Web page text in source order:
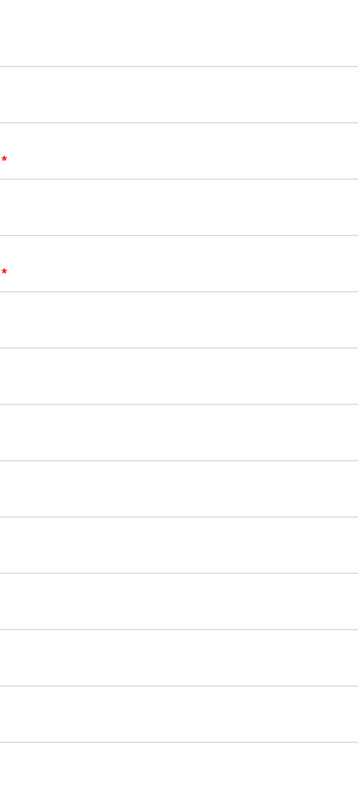
*
*